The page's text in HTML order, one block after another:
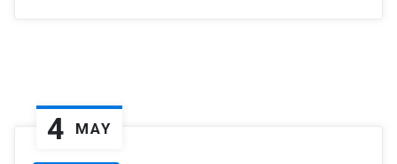
4 MAY